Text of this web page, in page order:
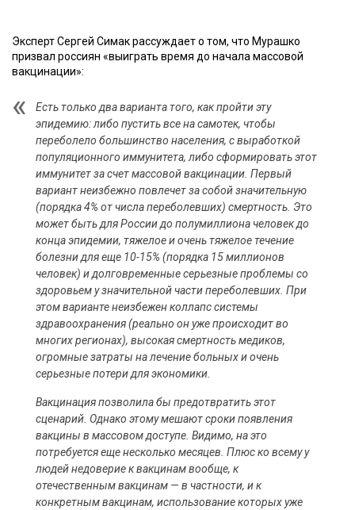
Эксперт Сергей Симак рассуждает о том, что Мурашко
призвал россиян «выиграть время до начала массовой
вакцинации»:
Есть только два варианта того, как пройти эту
эпидемию: либо пустить все на самотек, чтобы
переболело большинство населения, с выработкой
популяционного иммунитета, либо сформировать этот
иммунитет за счет массовой вакцинации. Первый
вариант неизбежно повлечет за собой значительную
(порядка 4% от числа переболевших) смертность. Это
может быть для России до полумиллиона человек до
конца эпидемии, тяжелое и очень тяжелое течение
болезни для еще 10-15% (порядка 15 миллионов
человек) и долговременные серьезные проблемы со
здоровьем у значительной части переболевших. При
этом варианте неизбежен коллапс системы
здравоохранения (реально он уже происходит во
многих регионах), высокая смертность медиков,
огромные затраты на лечение больных и очень
серьезные потери для экономики.
Вакцинация позволила бы предотвратить этот
сценарий. Однако этому мешают сроки появления
вакцины в массовом доступе. Видимо, на это
потребуется еще несколько месяцев. Плюс ко всему у
людей недоверие к вакцинам вообще, к
отечественным вакцинам — в частности, и к
конкретным вакцинам, использование которых уже